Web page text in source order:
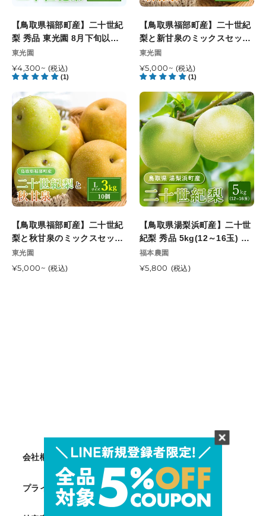
光
園
9
月
中
頃
順
発
送
開
始
予
定
次
発
送
開
始
予
十
紀
梨
秀
品
東
園
8
下
旬
以
降
順
発
送
開
始
【鳥取県福部町産】二十世紀
梨 秀品 東光園 8月下旬以降
順次発送開始予定
販
売
元
東光園
通
常
格
¥4,300~ (税込)
(1)
十
紀
梨
と
新
甘
泉
の
ミ
ッ
ク
ス
セ
ッ
ト
品
東
光
園
【鳥取県福部町産】二十世紀
梨と新甘泉のミックスセット
秀品 東光園 8月末以降順次発
送開始予定
販
売
元
東光園
通
常
価
格
¥5,000~ (税込)
(1)
【鳥
取
県
部
町
産】
二
十
紀
梨
と
秋
【鳥取県福部町産】二十世紀
梨と秋甘泉のミックスセット
秀品 東光園 9月下旬頃順次発
送開始予定
販
売
東光園
通
¥5,000~ (税込)
【鳥
取
県
湯
梨
浜
町
産】
二
世
紀
梨
秀
旬
以
順
次
発
【鳥取県湯梨浜町産】二十世
紀梨 秀品 5kg(12～16玉) 福
本農園 8月下旬以降順次発送
販
売
福本農園
通
¥5,800 (税込)
会社概要
プライバシーポリシー